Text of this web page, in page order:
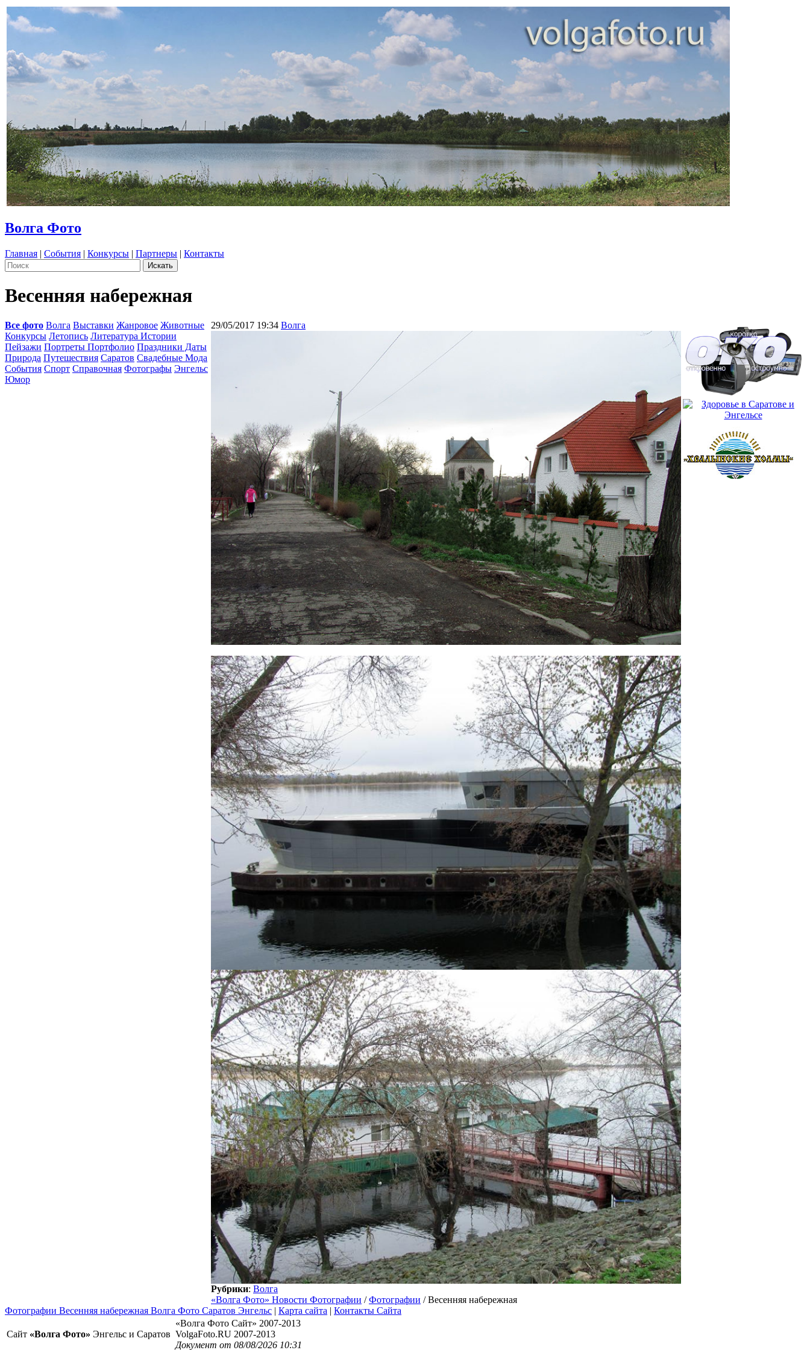
Волга Фото
Главная | События | Конкурсы | Партнеры | Контакты
Весенняя набережная
Все фото Волга Выставки Жанровое Животные
Конкурсы Летопись Литература Истории
Пейзажи Портреты Портфолио Праздники Даты
Природа Путешествия Саратов Свадебные Мода
События Спорт Справочная Фотографы Энгельс
Юмор
29/05/2017 19:34 Волга
Рубрики: Волга
«Волга Фото» Новости Фотографии /Фотографии / Весенняя набережная
Фотографии Весенняя набережная Волга Фото Саратов Энгельс | Карта сайта | Контакты Сайта
Сайт «Волга Фото» Энгельс и Саратов
«Волга Фото Сайт» 2007-2013
VolgaFoto.RU 2007-2013
Документ от 08/08/2026 10:31